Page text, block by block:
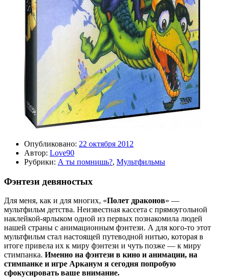
Опубликовано: 22 октября 2012
Автор: Love90
Рубрики: А ты помнишь?, Мультфильмы
Фэнтези девяностых
Для меня, как и для многих, «Полет драконов» —
мультфильм детства. Неизвестная кассета с прямоугольной
наклейкой-ярлыком одной из первых познакомила людей
нашей страны с анимационным фэнтези. А для кого-то этот
мультфильм стал настоящей путеводной нитью, которая в
итоге привела их к миру фэнтези и чуть позже — к миру
стимпанка. Именно на фэнтези в кино и анимации, на
стимпанке и игре Арканум я сегодня попробую
сфокусировать ваше внимание.